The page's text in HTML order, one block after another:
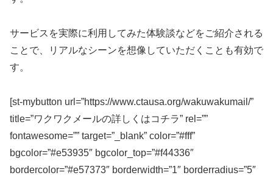
サービスを実際に利用してみた体験談などをご紹介される
ことで、リアルなシーンを想像していただくことも有効で
す。
[st-mybutton url=”https://www.ctausa.org/wakuwakumail/”
title=”ワクワクメールの詳しくはコチラ” rel=””
fontawesome=”” target=”_blank” color=”#fff”
bgcolor=”#e53935″ bgcolor_top=”#f44336″
bordercolor=”#e57373″ borderwidth=”1″ borderradius=”5″